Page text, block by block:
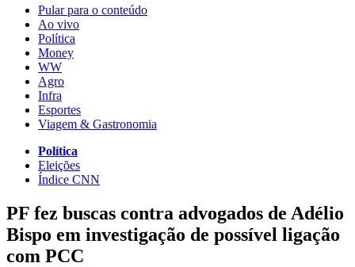
Pular para o conteúdo
Ao vivo
Política
Money
WW
Agro
Infra
Esportes
Viagem & Gastronomia
Política
Eleições
Índice CNN
PF fez buscas contra advogados de Adélio
Bispo em investigação de possível ligação
com PCC